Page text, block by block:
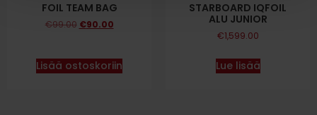
FOIL TEAM BAG
€99.00 €90.00
Lisää ostoskoriin
STARBOARD IQFOIL
ALU JUNIOR
€1,599.00
Lue lisää